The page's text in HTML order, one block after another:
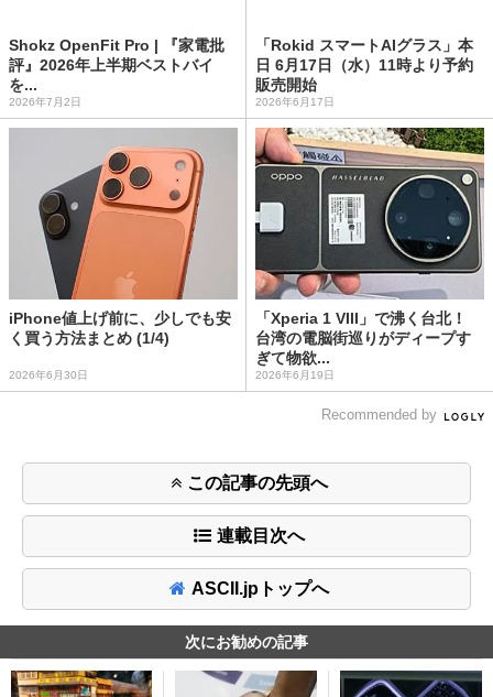
Shokz OpenFit Pro | 『家電批
評』2026年上半期ベストバイ
を...
2026年7月2日
「Rokid スマートAIグラス」本
日 6月17日（水）11時より予約
販売開始
2026年6月17日
iPhone値上げ前に、少しでも安
く買う方法まとめ (1/4)
2026年6月30日
「Xperia 1 VIII」で沸く台北！
台湾の電脳街巡りがディープす
ぎて物欲...
2026年6月19日
Recommended by
この記事の先頭へ
連載目次へ
ASCII.jpトップへ
次にお勧めの記事